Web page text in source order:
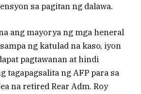
sa pagitan ng dalawa.
ang mayorya ng mga heneral
ng katulad na kaso, iyon
pagtawanan at hindi
tagapagsalita ng AFP para sa
na retired Rear Adm. Roy